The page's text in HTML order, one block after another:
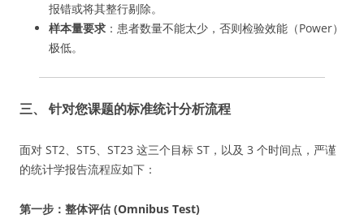
报错或将其整行剔除。
样本量要求 ：患者数量不能太少，否则检验效能（Power）
极低。
三、 针对您课题的标准统计分析流程
面对 ST2、ST5、ST23 这三个目标 ST，以及 3 个时间点，严谨
的统计学报告流程应如下：
第一步：整体评估 (Omnibus Test)